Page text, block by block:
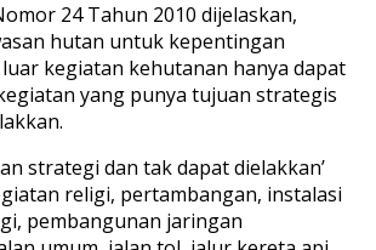
24 Tahun 2010 dijelaskan,
hutan untuk kepentingan
kegiatan kehutanan hanya dapat
yang punya tujuan strategis
strategi dan tak dapat dielakkan’
religi, pertambangan, instalasi
pembangunan jaringan